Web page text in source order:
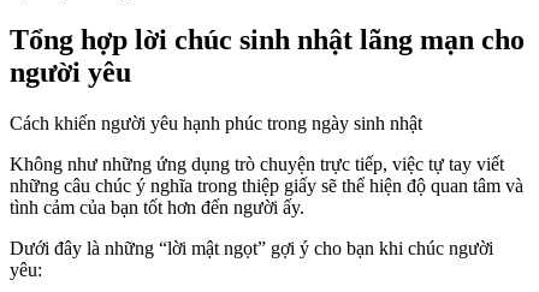
Tổng hợp lời chúc sinh nhật lãng mạn cho
người yêu
Cách khiến người yêu hạnh phúc trong ngày sinh nhật
Không như những ứng dụng trò chuyện trực tiếp, việc tự tay viết
những câu chúc ý nghĩa trong thiệp giấy sẽ thể hiện độ quan tâm và
tình cảm của bạn tốt hơn đến người ấy.
Dưới đây là những “lời mật ngọt” gợi ý cho bạn khi chúc người
yêu: